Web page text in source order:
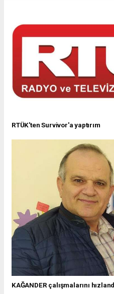
RTÜK'ten Survivor'a yaptırım
KAĞANDER çalışmalarını